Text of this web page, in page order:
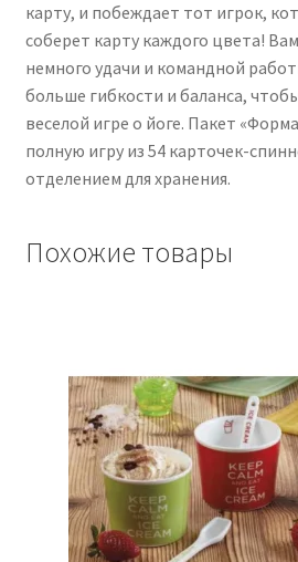
карту, и побеждает тот игрок,
соберет карту каждого цвета!
немного удачи и командной
больше гибкости и баланса,
веселой игре о йоге. Пакет
полную игру из 54 карточек-
отделением для хранения.
Похожие товары